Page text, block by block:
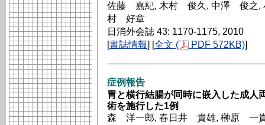
佐藤 嘉紀, 木村 俊久, 中澤 俊之,
村 好章
日消外会誌 43: 1170-1175, 2010
[書誌情報] [全文 ( PDF 572KB)]
症例報告
胃と横行結腸が同時に嵌入した成人
術を施行した1例
森 洋一郎, 春日井 貴雄, 榊原 一